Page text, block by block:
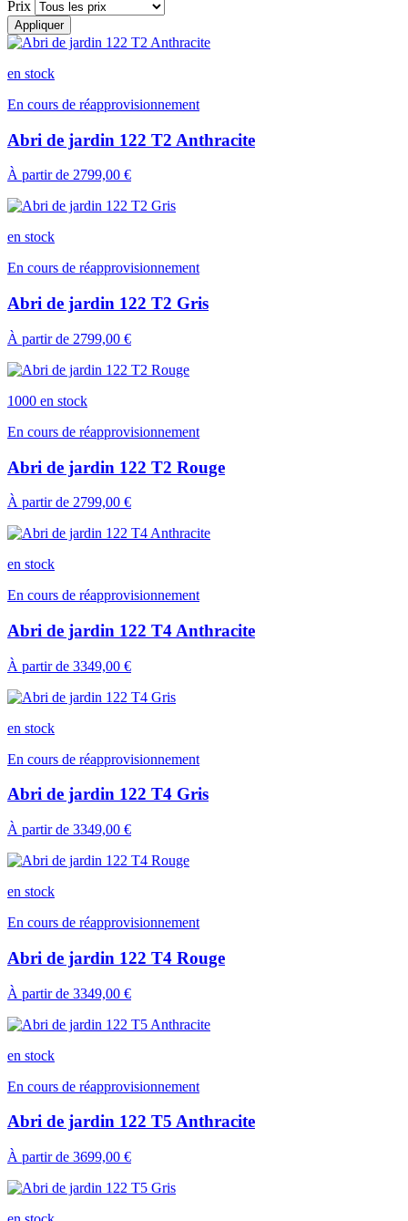
Prix
Appliquer
en stock
En cours de réapprovisionnement
Abri de jardin 122 T2 Anthracite
À partir de 2799,00 €
en stock
En cours de réapprovisionnement
Abri de jardin 122 T2 Gris
À partir de 2799,00 €
1000 en stock
En cours de réapprovisionnement
Abri de jardin 122 T2 Rouge
À partir de 2799,00 €
en stock
En cours de réapprovisionnement
Abri de jardin 122 T4 Anthracite
À partir de 3349,00 €
en stock
En cours de réapprovisionnement
Abri de jardin 122 T4 Gris
À partir de 3349,00 €
en stock
En cours de réapprovisionnement
Abri de jardin 122 T4 Rouge
À partir de 3349,00 €
en stock
En cours de réapprovisionnement
Abri de jardin 122 T5 Anthracite
À partir de 3699,00 €